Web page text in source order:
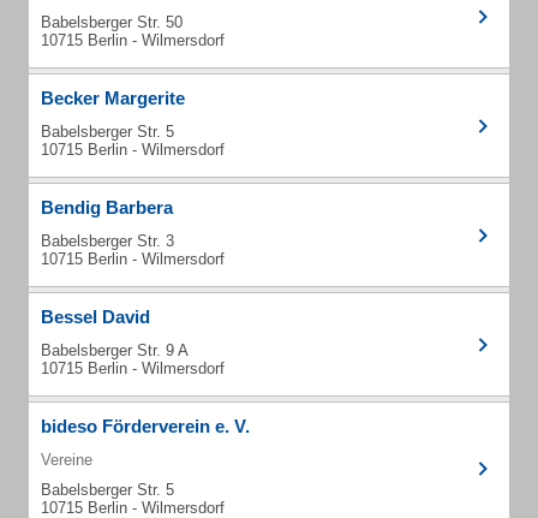
Babelsberger Str. 50
10715 Berlin - Wilmersdorf
Becker Margerite
Babelsberger Str. 5
10715 Berlin - Wilmersdorf
Bendig Barbera
Babelsberger Str. 3
10715 Berlin - Wilmersdorf
Bessel David
Babelsberger Str. 9 A
10715 Berlin - Wilmersdorf
bideso Förderverein e. V.
Vereine
Babelsberger Str. 5
10715 Berlin - Wilmersdorf